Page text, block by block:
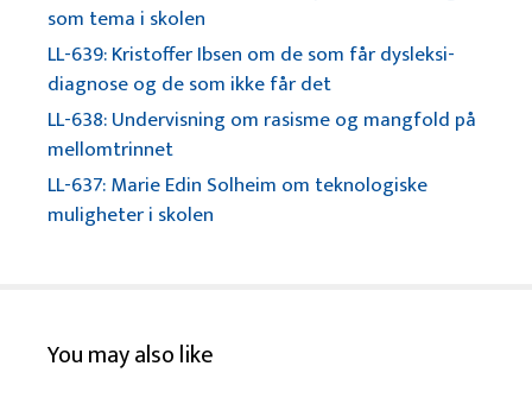
som tema i skolen
LL-639: Kristoffer Ibsen om de som får dysleksi-
diagnose og de som ikke får det
LL-638: Undervisning om rasisme og mangfold på
mellomtrinnet
LL-637: Marie Edin Solheim om teknologiske
muligheter i skolen
You may also like